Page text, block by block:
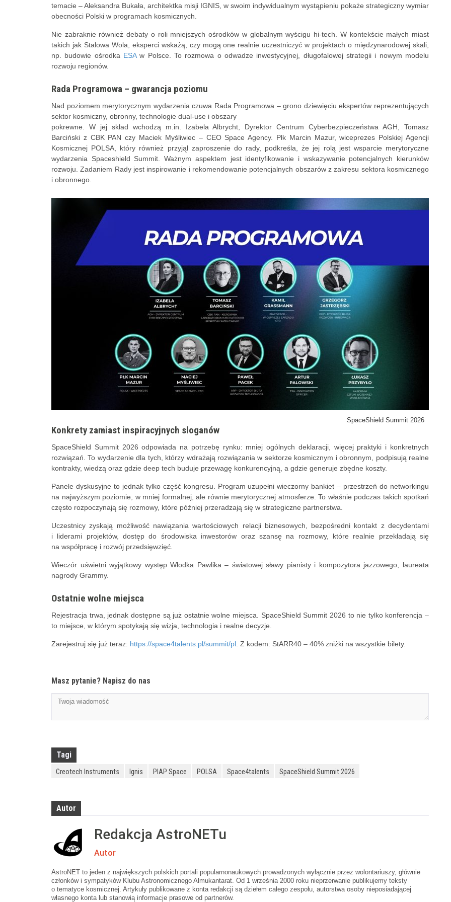
temacie – Aleksandra Bukała, architektka misji IGNIS, w swoim indywidualnym wystąpieniu pokaże strategiczny wymiar
obecności Polski w programach kosmicznych.
Nie zabraknie również debaty o roli mniejszych ośrodków w globalnym wyścigu hi-tech. W kontekście małych miast
takich jak Stalowa Wola, eksperci wskażą, czy mogą one realnie uczestniczyć w projektach o międzynarodowej skali,
np. budowie ośrodka ESAw Polsce. To rozmowa o odwadze inwestycyjnej, długofalowej strategii i nowym modelu
rozwoju regionów.
Rada Programowa – gwarancja poziomu
Nad poziomem merytorycznym wydarzenia czuwa Rada Programowa – grono dziewięciu ekspertów reprezentujących
sektor kosmiczny, obronny, technologie dual-use i obszary
pokrewne. W jej skład wchodzą m.in. Izabela Albrycht, Dyrektor Centrum Cyberbezpieczeństwa AGH, Tomasz
Barciński z CBK PAN czy Maciek Myśliwiec – CEO Space Agency. Płk Marcin Mazur, wiceprezes Polskiej Agencji
Kosmicznej POLSA, który również przyjął zaproszenie do rady, podkreśla, że jej rolą jest wsparcie merytoryczne
wydarzenia Spaceshield Summit. Ważnym aspektem jest identyfikowanie i wskazywanie potencjalnych kierunków
rozwoju. Zadaniem Rady jest inspirowanie i rekomendowanie potencjalnych obszarów z zakresu sektora kosmicznego
i obronnego.
SpaceShield Summit 2026
Konkrety zamiast inspiracyjnych sloganów
SpaceShield Summit 2026 odpowiada na potrzebę rynku: mniej ogólnych deklaracji, więcej praktyki i konkretnych
rozwiązań. To wydarzenie dla tych, którzy wdrażają rozwiązania w sektorze kosmicznym i obronnym, podpisują realne
kontrakty, wiedzą oraz gdzie deep tech buduje przewagę konkurencyjną, a gdzie generuje zbędne koszty.
Panele dyskusyjne to jednak tylko część kongresu. Program uzupełni wieczorny bankiet – przestrzeń do networkingu
na najwyższym poziomie, w mniej formalnej, ale równie merytorycznej atmosferze. To właśnie podczas takich spotkań
często rozpoczynają się rozmowy, które później przeradzają się w strategiczne partnerstwa.
Uczestnicy zyskają możliwość nawiązania wartościowych relacji biznesowych, bezpośredni kontakt z decydentami
i liderami projektów, dostęp do środowiska inwestorów oraz szansę na rozmowy, które realnie przekładają się
na współpracę i rozwój przedsięwzięć.
Wieczór uświetni wyjątkowy występ Włodka Pawlika – światowej sławy pianisty i kompozytora jazzowego, laureata
nagrody Grammy.
Ostatnie wolne miejsca
Rejestracja trwa, jednak dostępne są już ostatnie wolne miejsca. SpaceShield Summit 2026 to nie tylko konferencja –
to miejsce, w którym spotykają się wizja, technologia i realne decyzje.
Zarejestruj się już teraz: https://space4talents.pl/summit/pl . Z kodem: StARR40 – 40% zniżki na wszystkie bilety.
Masz pytanie? Napisz do nas
Tagi
Creotech Instruments Ignis PIAP Space POLSA Space4talents SpaceShield Summit 2026
Autor
Redakcja AstroNETu
Autor
AstroNET to jeden z największych polskich portali popularnonaukowych prowadzonych wyłącznie przez wolontariuszy, głównie
członków i sympatyków Klubu Astronomicznego Almukantarat. Od 1 września 2000 roku nieprzerwanie publikujemy teksty
o tematyce kosmicznej. Artykuły publikowane z konta redakcji są dziełem całego zespołu, autorstwa osoby nieposiadającej
własnego konta lub stanowią informacje prasowe od partnerów.